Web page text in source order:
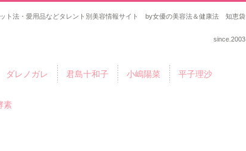
ト法・愛用品などタレント別美容情報サイト by女優の美容法＆健康法 知恵袋
since.2003
ダレノガレ 君島十和子 小嶋陽菜 平子理沙
素